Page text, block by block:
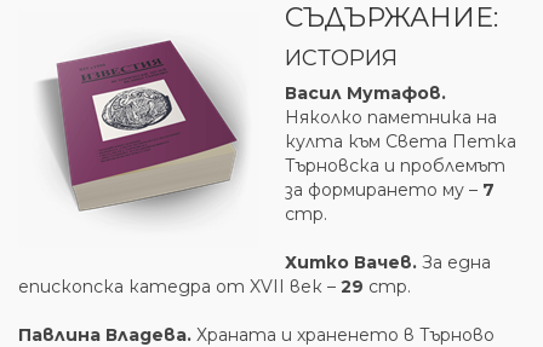
СЪДЪРЖАНИЕ:
ИСТОРИЯ
Васил Мутафов.
Няколко паметника на
култа към Света Петка
Търновска и проблемът
за формирането му – 7
стр.
Хитко Вачев. За една
епископска катедра от XVII век – 29 стр.
Павлина Владева. Храната и храненето в Търново